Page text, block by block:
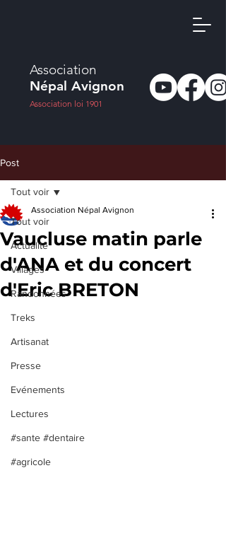
Association
Népal Avignon
Association loi 1901
Post
Tout voir
Actualité
Villages
Randonnées
Treks
Artisanat
Presse
Evénements
Lectures
#sante #dentaire
#agricole
Tout voir
Vaucluse matin parle
d'ANA et du concert
d'Eric BRETON
Association Népal Avignon